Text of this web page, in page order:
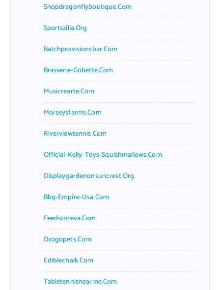
Shopdragonflyboutique.com
Sportszilla.org
Batchprovisionsbar.com
Brasserie-Gobette.com
Musicrearte.com
Morseysfarms.com
Riverviewtennis.com
Official-Kelly-Toys-Squishmallows.com
Displaygardenonsuncrest.org
Bbq-Empire-Usa.com
Feedstoreva.com
Drogopets.com
Ediblechalk.com
Tabletennisnearme.com